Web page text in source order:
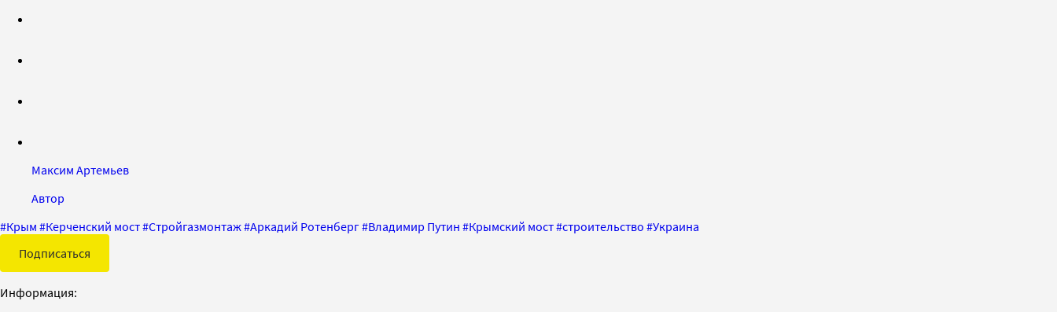
Максим Артемьев
Автор
#Крым #Керченский мост#Стройгазмонтаж#Аркадий Ротенберг#Владимир Путин #Крымский мост#строительство #Украина
Подписаться
Информация: